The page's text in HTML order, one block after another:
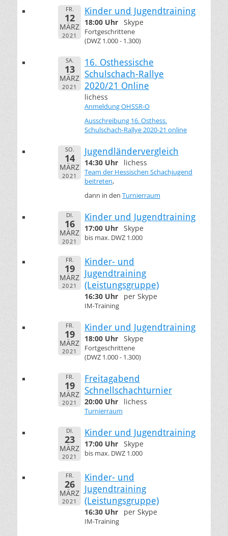
FR.
12
MÄRZ
2021
Kinder und Jugendtraining
18:00 Uhr Skype
Fortgeschrittene
(DWZ 1.000 - 1.300)
SA.
13
MÄRZ
2021
16. Osthessische
Schulschach-Rallye
2020/21 Online
lichess
Anmeldung OHSSR-O
Ausschreibung 16. Osthess.
Schulschach-Rallye 2020-21 online
SO.
14
MÄRZ
2021
Jugendländervergleich
14:30 Uhr lichess
Team der Hessischen Schachjugend
beitreten,
dann in den Turnierraum
DI.
16
MÄRZ
2021
Kinder und Jugendtraining
17:00 Uhr Skype
bis max. DWZ 1.000
FR.
19
MÄRZ
2021
Kinder- und
Jugendtraining
(Leistungsgruppe)
16:30 Uhr per Skype
IM-Training
FR.
19
MÄRZ
2021
Kinder und Jugendtraining
18:00 Uhr Skype
Fortgeschrittene
(DWZ 1.000 - 1.300)
FR.
19
MÄRZ
2021
Freitagabend
Schnellschachturnier
20:00 Uhr lichess
Turnierraum
DI.
23
MÄRZ
2021
Kinder und Jugendtraining
17:00 Uhr Skype
bis max. DWZ 1.000
FR.
26
MÄRZ
2021
Kinder- und
Jugendtraining
(Leistungsgruppe)
16:30 Uhr per Skype
IM-Training